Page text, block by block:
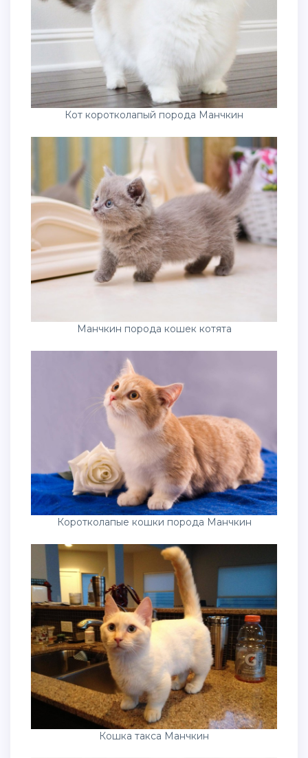
Кот коротколапый порода Манчкин
Манчкин порода кошек котята
Коротколапые кошки порода Манчкин
Кошка такса Манчкин